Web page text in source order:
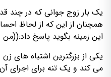
یک بار زوج جوانی که در چند
همچنان از این که از لحاظ
این زمینه بگوید پاسخ
یکی از بزرگترین اشتباه های
می کند و یک تنه برای اجرای